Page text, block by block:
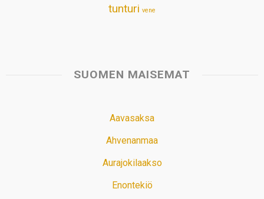
tunturi vene
SUOMEN MAISEMAT
Aavasaksa
Ahvenanmaa
Aurajokilaakso
Enontekiö